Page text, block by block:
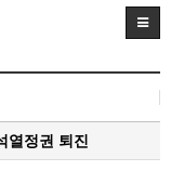
열정권 퇴진